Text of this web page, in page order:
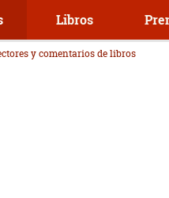
Libros
y comentarios de libros